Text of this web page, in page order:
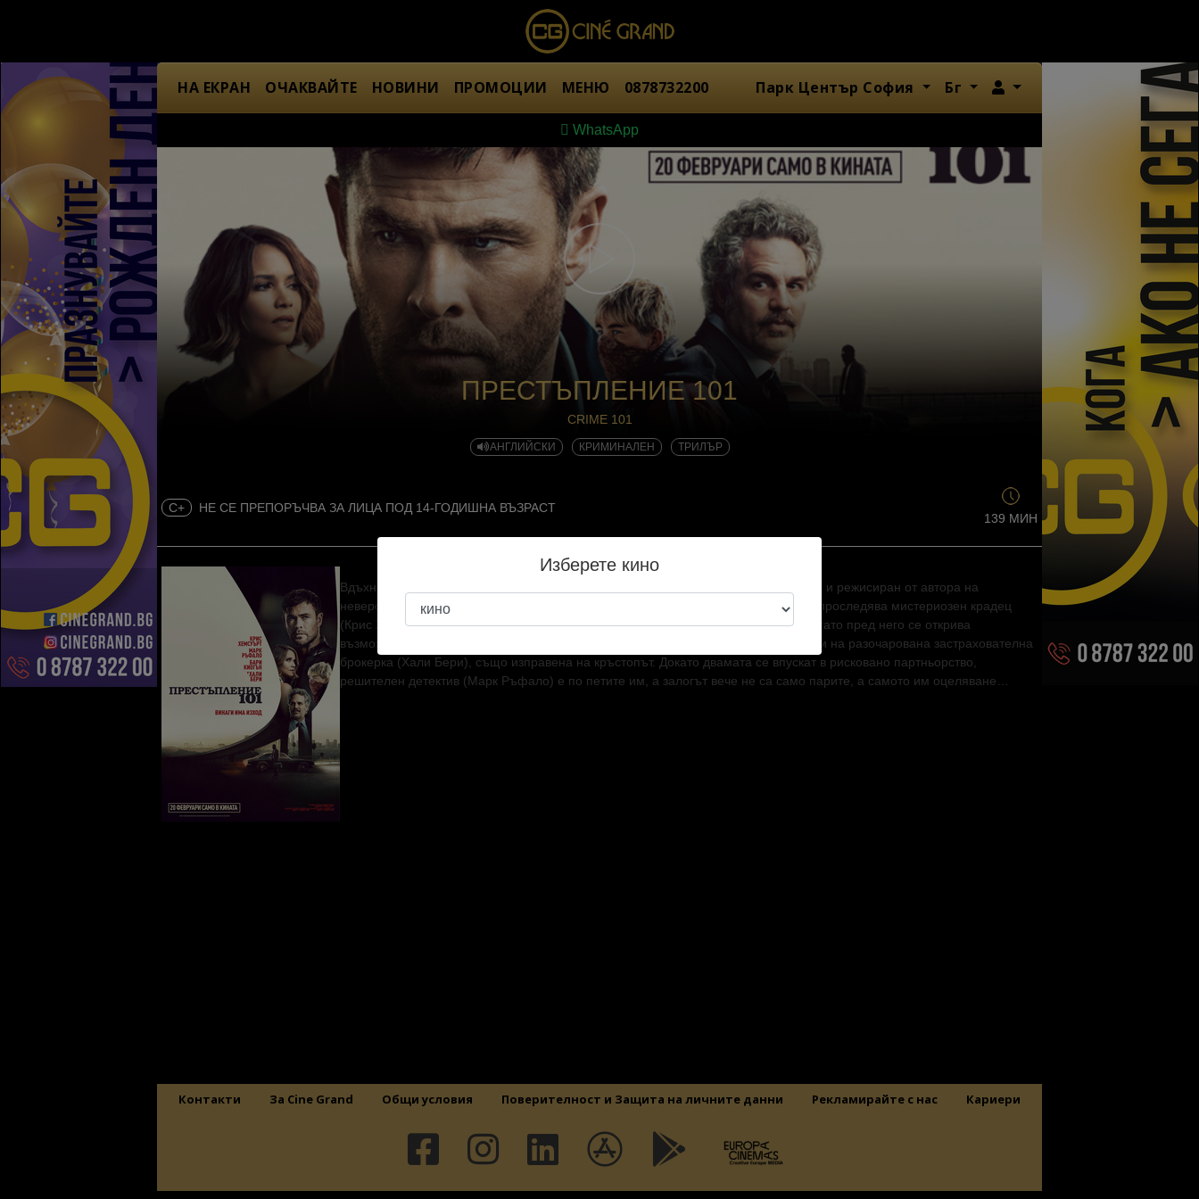
НА ЕКРАН ОЧАКВАЙТЕ НОВИНИ ПРОМОЦИИ МЕНЮ 0878732200 Парк Център София Бг Член
WhatsApp
ПРЕСТЪПЛЕНИЕ 101
CRIME 101
АНГЛИЙСКИ КРИМИНАЛЕН ТРИЛЪР
C+ НЕ СЕ ПРЕПОРЪЧВА ЗА ЛИЦА ПОД 14-ГОДИШНА ВЪЗРАСТ
139 МИН
Вдъхновен от едноименната новела на Дон Уинслоу (Сатори, Диваци, The Cartel) и режисиран от автора на
невероятния документален филм The Imposter Барт Лейтън, Престъпление 101 проследява мистериозен крадец
(Крис Хемсуърт), чиито дръзки обири по магистрала 101 объркват полицията. Когато пред него се открива
възможност за последен удар – най-големият досега – пътят му се пресича с този на разочарована застрахователна
брокерка (Хали Бери), също изправена на кръстопът. Докато двамата се впускат в рисковано партньорство,
решителен детектив (Марк Ръфало) е по петите им, а залогът вече не са само парите, а самото им оцеляване…
Контакти За Cine Grand Общи условия Поверителност и Защита на личните данни Рекламирайте с нас Кариери
Изберете кино